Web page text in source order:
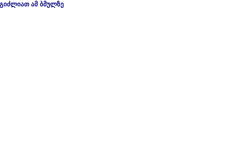
ამ ბმულზე